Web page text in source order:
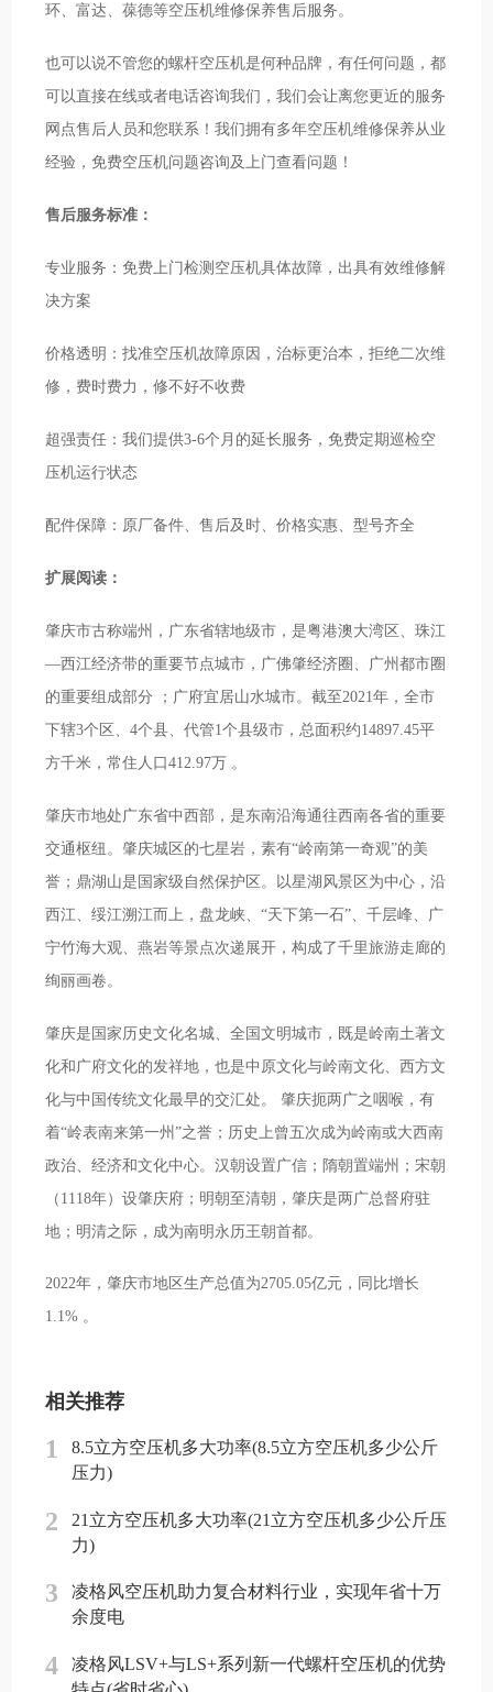
环、富达、葆德等空压机维修保养售后服务。
也可以说不管您的螺杆空压机是何种品牌，有任何问题，都
可以直接在线或者电话咨询我们，我们会让离您更近的服务
网点售后人员和您联系！我们拥有多年空压机维修保养从业
经验，免费空压机问题咨询及上门查看问题！
售后服务标准：
专业服务：免费上门检测空压机具体故障，出具有效维修解
决方案
价格透明：找准空压机故障原因，治标更治本，拒绝二次维
修，费时费力，修不好不收费
超强责任：我们提供3-6个月的延长服务，免费定期巡检空
压机运行状态
配件保障：原厂备件、售后及时、价格实惠、型号齐全
扩展阅读：
肇庆市古称端州，广东省辖地级市，是粤港澳大湾区、珠江
—西江经济带的重要节点城市，广佛肇经济圈、广州都市圈
的重要组成部分 ；广府宜居山水城市。截至2021年，全市
下辖3个区、4个县、代管1个县级市，总面积约14897.45平
方千米，常住人口412.97万 。
肇庆市地处广东省中西部，是东南沿海通往西南各省的重要
交通枢纽。肇庆城区的七星岩，素有“岭南第一奇观”的美
誉；鼎湖山是国家级自然保护区。以星湖风景区为中心，沿
西江、绥江溯江而上，盘龙峡、“天下第一石”、千层峰、广
宁竹海大观、燕岩等景点次递展开，构成了千里旅游走廊的
绚丽画卷。
肇庆是国家历史文化名城、全国文明城市，既是岭南土著文
化和广府文化的发祥地，也是中原文化与岭南文化、西方文
化与中国传统文化最早的交汇处。 肇庆扼两广之咽喉，有
着“岭表南来第一州”之誉；历史上曾五次成为岭南或大西南
政治、经济和文化中心。汉朝设置广信；隋朝置端州；宋朝
（1118年）设肇庆府；明朝至清朝，肇庆是两广总督府驻
地；明清之际，成为南明永历王朝首都。
2022年，肇庆市地区生产总值为2705.05亿元，同比增长
1.1% 。
相关推荐
1
8.5立方空压机多大功率(8.5立方空压机多少公斤
压力)
2
21立方空压机多大功率(21立方空压机多少公斤压
力)
3
凌格风空压机助力复合材料行业，实现年省十万
余度电
4
凌格风LSV+与LS+系列新一代螺杆空压机的优势